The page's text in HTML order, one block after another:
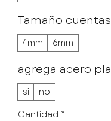
Tamaño
4mm 6mm
agrega acero
si
no
Cantidad *